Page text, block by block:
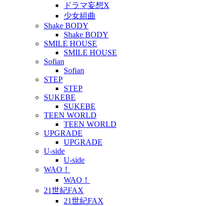
ドラマ妄想X
少女組曲
Shake BODY
Shake BODY
SMILE HOUSE
SMILE HOUSE
Sofian
Sofian
STEP
STEP
SUKEBE
SUKEBE
TEEN WORLD
TEEN WORLD
UPGRADE
UPGRADE
U-side
U-side
WAO！
WAO！
21世紀FAX
21世紀FAX